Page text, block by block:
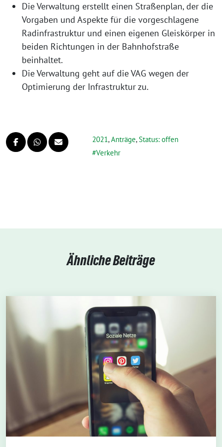
Die Verwaltung erstellt einen Straßenplan, der die
Vorgaben und Aspekte für die vorgeschlagene
Radinfrastruktur und einen eigenen Gleiskörper in
beiden Richtungen in der Bahnhofstraße
beinhaltet.
Die Verwaltung geht auf die VAG wegen der
Optimierung der Infrastruktur zu.
2021,Anträge,Status: offen
Verkehr
Ähnliche Beiträge